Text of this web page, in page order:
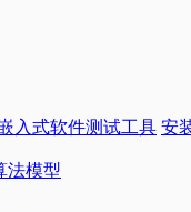
入式软件测试工具 安
法模型